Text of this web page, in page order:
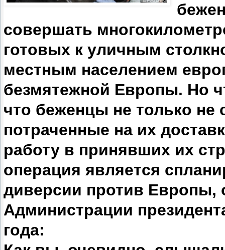
совершать
готовых к уличным
местным населением
безмятежной Европы. Но
что беженцы не только не
потраченные на их
работу в принявших их
операция является
диверсии против Европы,
Администрации
года: